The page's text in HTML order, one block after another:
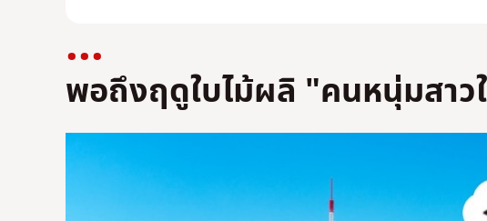
พอถึงฤดูใบไม้ผลิ "คนหนุ่มสา